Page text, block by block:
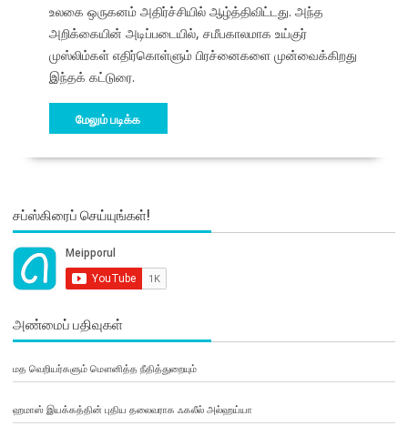
உலகை ஒருகனம் அதிர்ச்சியில் ஆழ்த்திவிட்டது. அந்த
அறிக்கையின் அடிப்படையில், சமீபகாலமாக உய்குர்
முஸ்லிம்கள் எதிர்கொள்ளும் பிரச்னைகளை முன்வைக்கிறது
இந்தக் கட்டுரை.
மேலும் படிக்க
சப்ஸ்கிரைப் செய்யுங்கள்!
அண்மைப் பதிவுகள்
மத வெறியர்களும் மௌனித்த நீதித்துறையும்
ஹமாஸ் இயக்கத்தின் புதிய தலைவராக ஃகலீல் அல்ஹய்யா